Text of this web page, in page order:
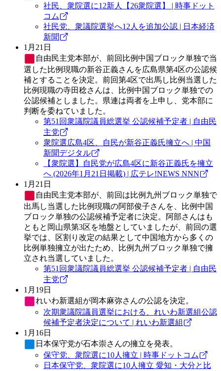
社民、衆院選に12新人【26衆院選】 | 時事ドット
コム
社民党、衆議院選挙へ12人を追加公認 | 日本経済
新聞
1月21日
自由民主党本部が、前回比例中国ブロック単独で当
選した比例現職の新谷正義さんを広島県第4区の公認候
補とすることを決定。前回第4区で出馬し比例当選した
比例現職の寺田稔さんは、比例中国ブロック単独での
公認候補としました。県連は両者を上申し、党本部に
判断を委ねていました。
第51回衆議院議員総選挙 公認候補予定者 | 自由民
主党
衆院選広島4区、自民が新谷正義氏擁立へ | 中国
新聞デジタル
【衆院選】自民党が広島4区に新谷正義氏を擁立
へ (2026年1月21日掲載) | 広テレ!NEWS NNN
1月21日
自由民主党本部が、前回は比例九州ブロック単独で
出馬し当選した比例現職の阿部俊子さんを、比例中国
ブロック単独の公認候補予定者に決定。阿部さんはも
ともと岡山県第3区を地盤としていましたが、前回の選
挙では、区割り改定の結果として中国地方から多くの
比例単独擁立が出たため、比例九州ブロック単独で擁
立され当選していました。
第51回衆議院議員総選挙 公認候補予定者 | 自由民
主党
1月19日
れいわ新選組が岡本麻弥さんの公認を決定。
次期衆議院議員選挙における、れいわ新選組公認
候補予定者決定について | れいわ新選組
1月16日
日本保守党が石本崇さんの擁立を発表。
保守党、衆院選に10人擁立 | 時事ドットコム
日本保守党、衆院選に10人擁立 愛知・大分と比